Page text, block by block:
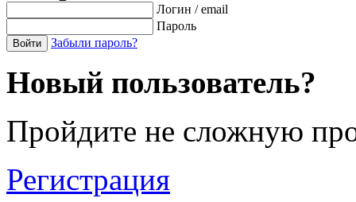
Логин / email
Пароль
Войти Забыли пароль?
Новый пользователь?
Пройдите не сложную
Регистрация